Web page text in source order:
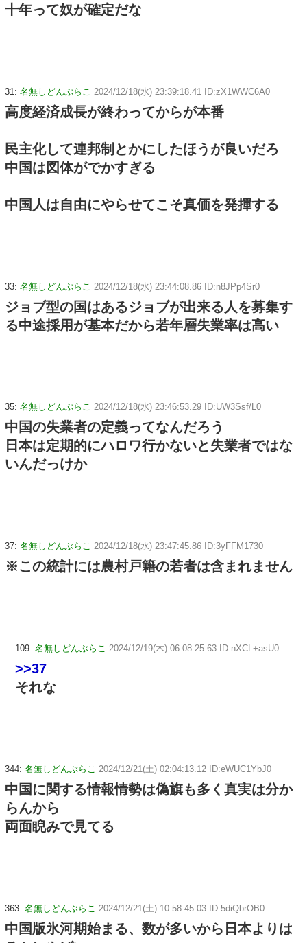
十年って奴が確定だな
31: 名無しどんぶらこ 2024/12/18(水) 23:39:18.41 ID:zX1WWC6A0
高度経済成長が終わってからが本番
民主化して連邦制とかにしたほうが良いだろ
中国は図体がでかすぎる
中国人は自由にやらせてこそ真価を発揮する
33: 名無しどんぶらこ 2024/12/18(水) 23:44:08.86 ID:n8JPp4Sr0
ジョブ型の国はあるジョブが出来る人を募集す
る中途採用が基本だから若年層失業率は高い
35: 名無しどんぶらこ 2024/12/18(水) 23:46:53.29 ID:UW3Ssf/L0
中国の失業者の定義ってなんだろう
日本は定期的にハロワ行かないと失業者ではな
いんだっけか
37: 名無しどんぶらこ 2024/12/18(水) 23:47:45.86 ID:3yFFM1730
※この統計には農村戸籍の若者は含まれません
109: 名無しどんぶらこ 2024/12/19(木) 06:08:25.63 ID:nXCL+asU0
>>37
それな
344: 名無しどんぶらこ 2024/12/21(土) 02:04:13.12 ID:eWUC1YbJ0
中国に関する情報情勢は偽旗も多く真実は分か
らんから
両面睨みで見てる
363: 名無しどんぶらこ 2024/12/21(土) 10:58:45.03 ID:5diQbrOB0
中国版氷河期始まる、数が多いから日本よりは